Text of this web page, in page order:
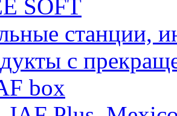
SOFT
станции,
с
box